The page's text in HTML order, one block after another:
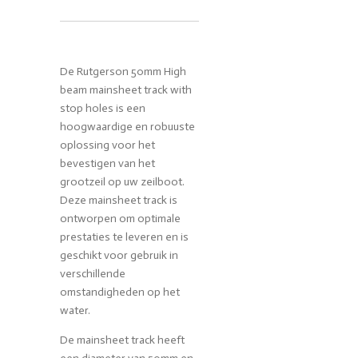
De Rutgerson 50mm High
beam mainsheet track with
stop holes is een
hoogwaardige en robuuste
oplossing voor het
bevestigen van het
grootzeil op uw zeilboot.
Deze mainsheet track is
ontworpen om optimale
prestaties te leveren en is
geschikt voor gebruik in
verschillende
omstandigheden op het
water.
De mainsheet track heeft